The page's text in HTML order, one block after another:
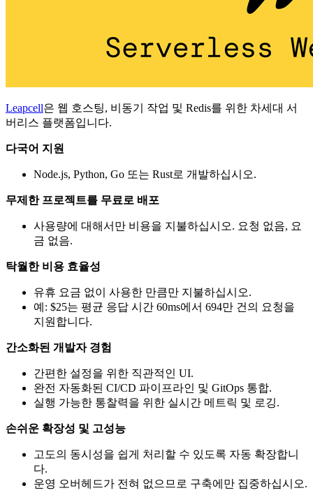
Leapcell은 웹 호스팅, 비동기 작업 및 Redis를 위한 차세대 서
버리스 플랫폼입니다.
다국어 지원
Node.js, Python, Go 또는 Rust로 개발하십시오.
무제한 프로젝트를 무료로 배포
사용량에 대해서만 비용을 지불하십시오. 요청 없음, 요
금 없음.
탁월한 비용 효율성
유휴 요금 없이 사용한 만큼만 지불하십시오.
예: $25는 평균 응답 시간 60ms에서 694만 건의 요청을
지원합니다.
간소화된 개발자 경험
간편한 설정을 위한 직관적인 UI.
완전 자동화된 CI/CD 파이프라인 및 GitOps 통합.
실행 가능한 통찰력을 위한 실시간 메트릭 및 로깅.
손쉬운 확장성 및 고성능
고도의 동시성을 쉽게 처리할 수 있도록 자동 확장합니
다.
운영 오버헤드가 전혀 없으므로 구축에만 집중하십시오.